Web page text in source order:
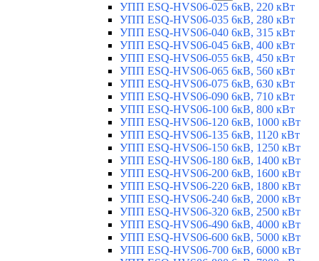
УПП ESQ-HVS06-025 6кВ, 220 кВт
УПП ESQ-HVS06-035 6кВ, 280 кВт
УПП ESQ-HVS06-040 6кВ, 315 кВт
УПП ESQ-HVS06-045 6кВ, 400 кВт
УПП ESQ-HVS06-055 6кВ, 450 кВт
УПП ESQ-HVS06-065 6кВ, 560 кВт
УПП ESQ-HVS06-075 6кВ, 630 кВт
УПП ESQ-HVS06-090 6кВ, 710 кВт
УПП ESQ-HVS06-100 6кВ, 800 кВт
УПП ESQ-HVS06-120 6кВ, 1000 кВт
УПП ESQ-HVS06-135 6кВ, 1120 кВт
УПП ESQ-HVS06-150 6кВ, 1250 кВт
УПП ESQ-HVS06-180 6кВ, 1400 кВт
УПП ESQ-HVS06-200 6кВ, 1600 кВт
УПП ESQ-HVS06-220 6кВ, 1800 кВт
УПП ESQ-HVS06-240 6кВ, 2000 кВт
УПП ESQ-HVS06-320 6кВ, 2500 кВт
УПП ESQ-HVS06-490 6кВ, 4000 кВт
УПП ESQ-HVS06-600 6кВ, 5000 кВт
УПП ESQ-HVS06-700 6кВ, 6000 кВт